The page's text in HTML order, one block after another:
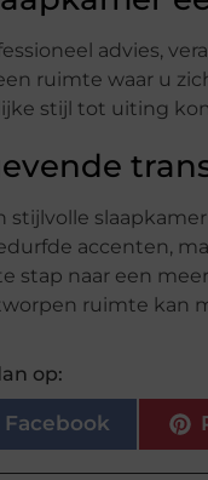
advies,
ruimte waar u
stijl tot uiting
stijlvolle
accenten,
stap naar een
ruimte kan
op:
Facebook